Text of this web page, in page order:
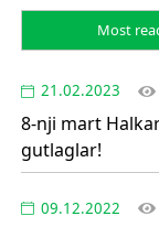
Most
21.02.2023
8-nji mart
gutlaglar!
09.12.2022